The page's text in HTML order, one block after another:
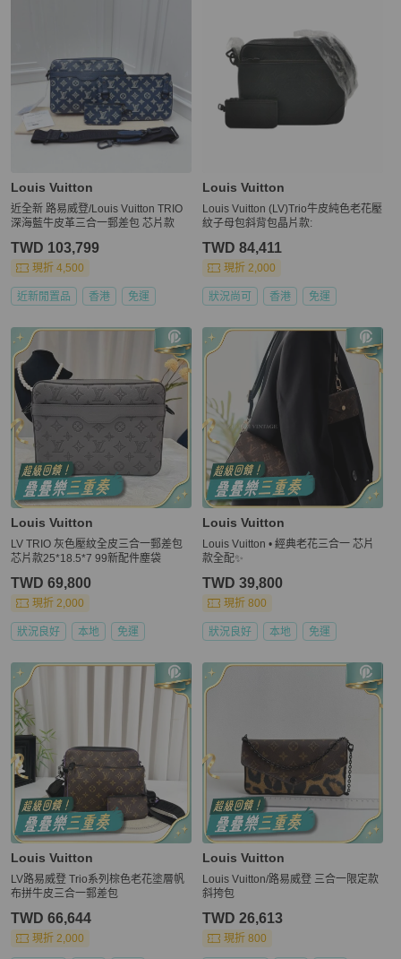
Louis Vuitton
近全新 路易威登/Louis Vuitton TRIO
深海藍牛皮革三合一郵差包 芯片款
TWD 103,799
現折 4,500
近新閒置品 香港 免運
Louis Vuitton
Louis Vuitton (LV)Trio牛皮純色老花壓
紋子母包斜背包晶片款:
TWD 84,411
現折 2,000
狀況尚可 香港 免運
Louis Vuitton
LV TRIO 灰色壓紋全皮三合一郵差包
芯片款25*18.5*7 99新配件塵袋
TWD 69,800
現折 2,000
狀況良好 本地 免運
Louis Vuitton
Louis Vuitton • 經典老花三合一 芯片
款全配✨
TWD 39,800
現折 800
狀況良好 本地 免運
Louis Vuitton
LV路易威登 Trio系列棕色老花塗層帆
布拼牛皮三合一郵差包
TWD 66,644
現折 2,000
Louis Vuitton
Louis Vuitton/路易威登 三合一限定款
斜挎包
TWD 26,613
現折 800